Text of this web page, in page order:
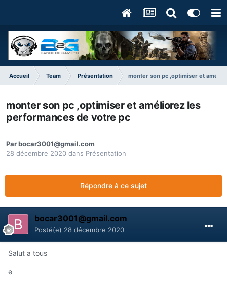
Accueil Team Présentation monter son pc ,optimiser et
monter son pc ,optimiser et améliorez les
performances de votre pc
Parbocar3001@gmail.com
28 décembre 2020 dans Présentation
Répondre à ce sujet
bocar3001@gmail.com
Posté(e) 28 décembre 2020
Salut a tous
e